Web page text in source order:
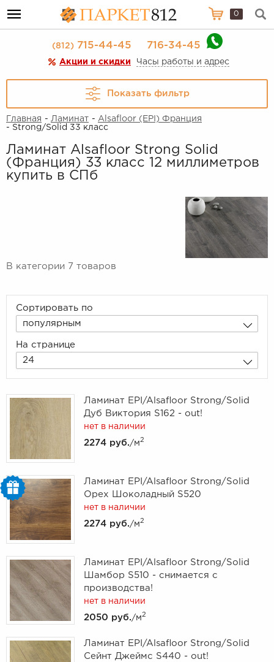
0
(812)715-44-45 716-34-45
Акции и скидки Часы работы и адрес
Показать фильтр
Главная - Ламинат - Alsafloor (EPI) Франция
- Strong/Solid 33 класс
Ламинат Alsafloor Strong Solid
(Франция) 33 класс 12 миллиметров
купить в СПб
В категории 7 товаров
Сортировать по
популярным
На странице
24
Ламинат EPI/Alsafloor Strong/Solid
Дуб Виктория S162 - out!
нет в наличии
2274 руб./м2
Ламинат EPI/Alsafloor Strong/Solid
Орех Шоколадный S520
нет в наличии
2274 руб./м2
Ламинат EPI/Alsafloor Strong/Solid
Шамбор S510 - снимается с
производства!
нет в наличии
2050 руб./м2
Ламинат EPI/Alsafloor Strong/Solid
Сейнт Джеймс S440 - out!